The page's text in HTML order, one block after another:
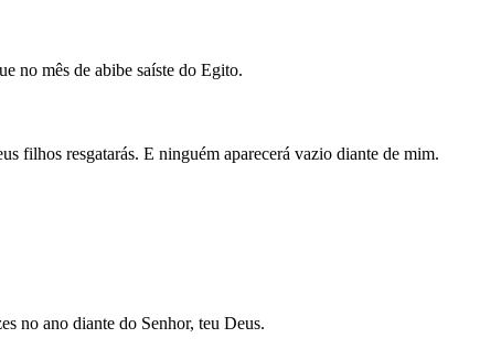
no mês de abibe saíste do Egito.
filhos resgatarás. E ninguém aparecerá vazio diante de mim.
no ano diante do Senhor, teu Deus.